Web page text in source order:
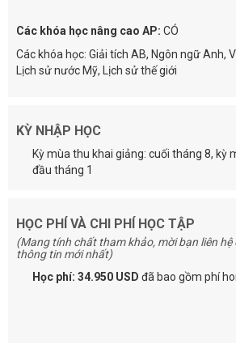
Các khóa học nâng cao AP: CÓ
Các khóa học: Giải tích AB, Ngôn ngữ Anh,
Lịch sử nước Mỹ, Lịch sử thế giới
KỲ NHẬP HỌC
Kỳ mùa thu khai giảng: cuối tháng 8, kỳ
đầu tháng 1
HỌC PHÍ VÀ CHI PHÍ HỌC TẬP
(Mang tính chất tham khảo, mời bạn liên
thông tin mới nhất)
Học phí: 34.950 USD đã bao gồm phí